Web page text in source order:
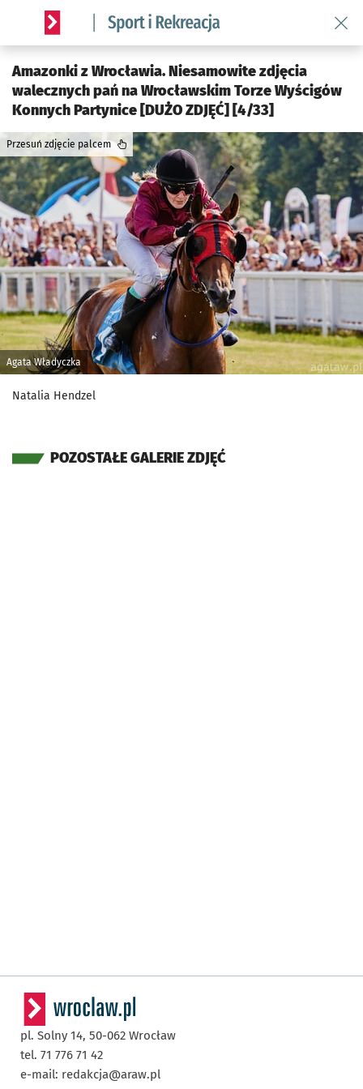
Serwis informacyjny wroclaw.pl podserwis: Sport i rekreacja
Amazonki z Wrocławia. Niesamowite zdjęcia
walecznych pań na Wrocławskim Torze Wyścigów
Konnych Partynice [DUŻO ZDJĘĆ] [4/33]
Agata Władyczka
Przesuń zdjęcie palcem
Natalia Hendzel
POZOSTAŁE GALERIE ZDJĘĆ
pl. Solny 14, 50-062 Wrocław
tel. 71 776 71 42
e-mail: redakcja@araw.pl